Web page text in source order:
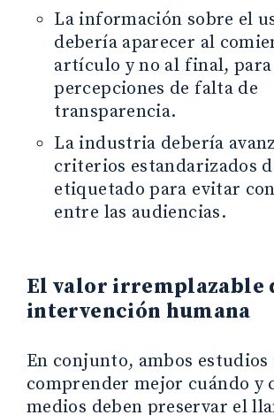
La información sobre el
debería aparecer al
artículo y no al final,
percepciones de falta de
transparencia.
La industria debería
criterios estandarizados
etiquetado para evitar
entre las audiencias.
El valor irremplazable
intervención humana
En conjunto, ambos estudios
comprender mejor cuándo y
medios deben preservar el